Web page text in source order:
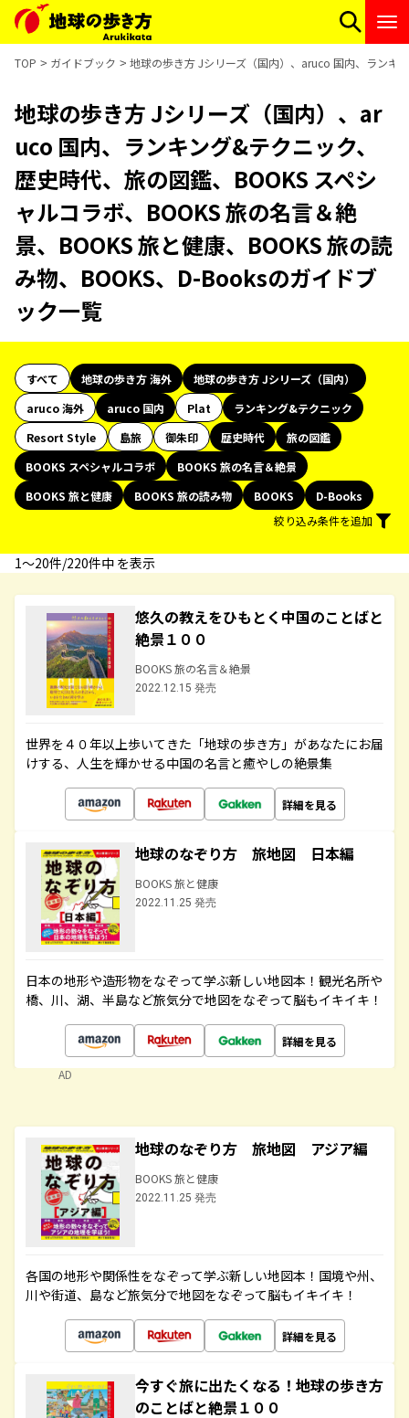
TOP ガイドブック 地球の歩き方 Jシリーズ（国内）、aruco 国内、ランキ
地球の歩き方 Jシリーズ（国内）、ar
uco 国内、ランキング&テクニック、
歴史時代、旅の図鑑、BOOKS スペシ
ャルコラボ、BOOKS 旅の名言＆絶
景、BOOKS 旅と健康、BOOKS 旅の読
み物、BOOKS、D-Booksのガイドブ
ック一覧
すべて 地球の歩き方 海外
地球の歩き方 Jシリーズ（国内）
aruco 海外
aruco 国内 Plat
ランキング&テクニック
Resort Style
島旅 御朱印 歴史時代
旅の図鑑
BOOKS スペシャルコラボ
BOOKS 旅の名言＆絶景
BOOKS 旅と健康
BOOKS 旅の読み物 BOOKS
D-Books
絞り込み条件を追加
1〜20件/220件中 を表示
悠久の教えをひもとく中国のことばと
絶景１００
BOOKS 旅の名言＆絶景
2022.12.15 発売
世界を４０年以上歩いてきた「地球の歩き方」があなたにお届
けする、人生を輝かせる中国の名言と癒やしの絶景集
詳細を見る
地球のなぞり方 旅地図 日本編
BOOKS 旅と健康
2022.11.25 発売
日本の地形や造形物をなぞって学ぶ新しい地図本！観光名所や
橋、川、湖、半島など旅気分で地図をなぞって脳もイキイキ！
詳細を見る
AD
地球のなぞり方 旅地図 アジア編
BOOKS 旅と健康
2022.11.25 発売
各国の地形や関係性をなぞって学ぶ新しい地図本！国境や州、
川や街道、島など旅気分で地図をなぞって脳もイキイキ！
詳細を見る
今すぐ旅に出たくなる！地球の歩き方
のことばと絶景１００